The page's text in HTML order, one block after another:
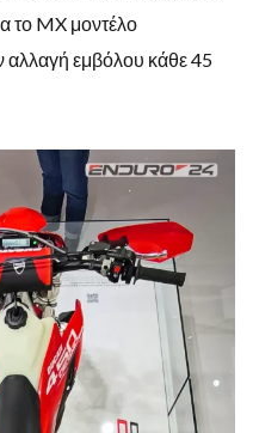
το MX μοντέλο
αλλαγή εμβόλου κάθε 45